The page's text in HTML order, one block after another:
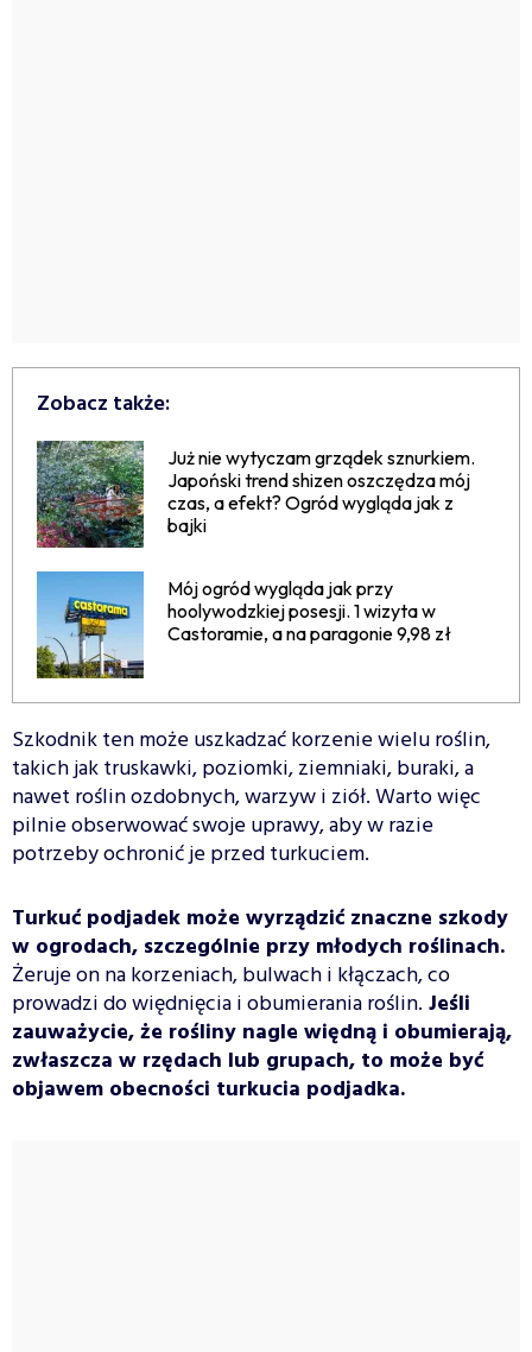
Zobacz także:
Już nie wytyczam grządek sznurkiem.
Japoński trend shizen oszczędza mój
czas, a efekt? Ogród wygląda jak z
bajki
Mój ogród wygląda jak przy
hoolywodzkiej posesji. 1 wizyta w
Castoramie, a na paragonie 9,98 zł
Szkodnik ten może uszkadzać korzenie wielu roślin,
takich jak truskawki, poziomki, ziemniaki, buraki, a
nawet roślin ozdobnych, warzyw i ziół. Warto więc
pilnie obserwować swoje uprawy, aby w razie
potrzeby ochronić je przed turkuciem.
Turkuć podjadek może wyrządzić znaczne szkody
w ogrodach, szczególnie przy młodych roślinach.
Żeruje on na korzeniach, bulwach i kłączach, co
prowadzi do więdnięcia i obumierania roślin. Jeśli
zauważycie, że rośliny nagle więdną i obumierają,
zwłaszcza w rzędach lub grupach, to może być
objawem obecności turkucia podjadka.